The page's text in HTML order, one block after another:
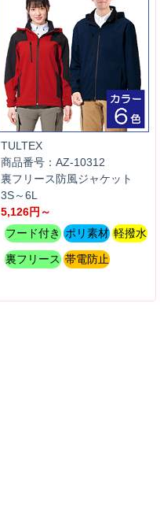
TULTEX
商品番号：AZ-10312
裏フリース防風ジャケット
3S～6L
5,126円～
フード付き ポリ素材 軽撥水
裏フリース 帯電防止